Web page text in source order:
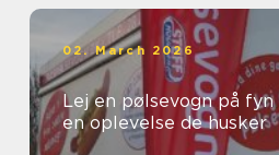
02. March 2026
Lej en pølsevogn på
en oplevelse de husker